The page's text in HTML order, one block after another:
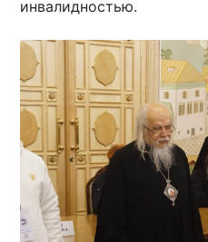
инвалидностью.